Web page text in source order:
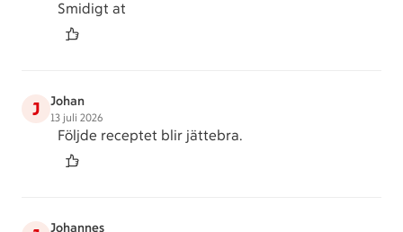
Smidigt at
J Johan
13 juli 2026
Följde receptet blir jättebra.
Johannes